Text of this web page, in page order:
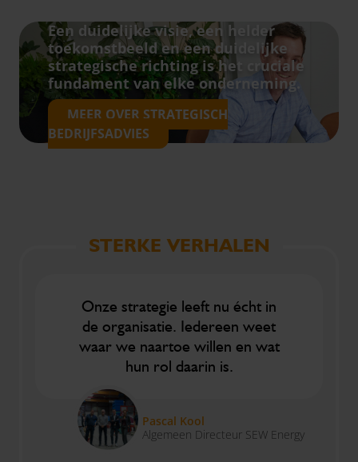
Een duidelijke visie, een helder
toekomstbeeld en een duidelijke
strategische richting is het cruciale
fundament van elke onderneming.
MEER OVER STRATEGISCH
BEDRIJFSADVIES
STERKE VERHALEN
Onze strategie leeft nu écht in
de organisatie. Iedereen weet
waar we naartoe willen en wat
hun rol daarin is.
Pascal Kool
Algemeen Directeur SEW Energy